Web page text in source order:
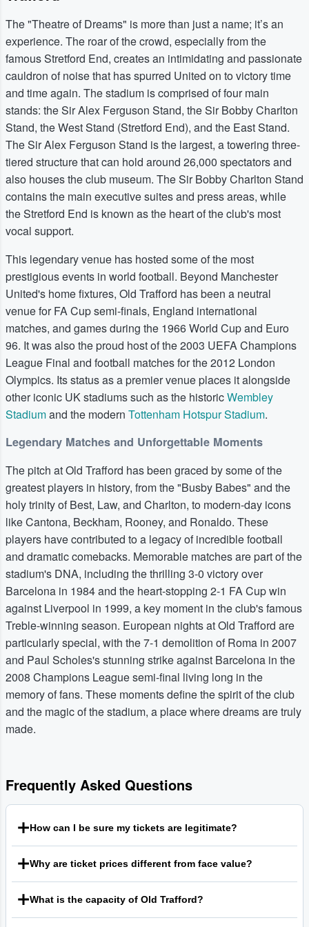
The "Theatre of Dreams" is more than just a name; it’s an
experience. The roar of the crowd, especially from the
famous Stretford End, creates an intimidating and passionate
cauldron of noise that has spurred United on to victory time
and time again. The stadium is comprised of four main
stands: the Sir Alex Ferguson Stand, the Sir Bobby Charlton
Stand, the West Stand (Stretford End), and the East Stand.
The Sir Alex Ferguson Stand is the largest, a towering three-
tiered structure that can hold around 26,000 spectators and
also houses the club museum. The Sir Bobby Charlton Stand
contains the main executive suites and press areas, while
the Stretford End is known as the heart of the club's most
vocal support.
This legendary venue has hosted some of the most
prestigious events in world football. Beyond Manchester
United's home fixtures, Old Trafford has been a neutral
venue for FA Cup semi-finals, England international
matches, and games during the 1966 World Cup and Euro
96. It was also the proud host of the 2003 UEFA Champions
League Final and football matches for the 2012 London
Olympics. Its status as a premier venue places it alongside
other iconic UK stadiums such as the historicWembley
Stadiumand the modern Tottenham Hotspur Stadium.
Legendary Matches and Unforgettable Moments
The pitch at Old Trafford has been graced by some of the
greatest players in history, from the "Busby Babes" and the
holy trinity of Best, Law, and Charlton, to modern-day icons
like Cantona, Beckham, Rooney, and Ronaldo. These
players have contributed to a legacy of incredible football
and dramatic comebacks. Memorable matches are part of the
stadium's DNA, including the thrilling 3-0 victory over
Barcelona in 1984 and the heart-stopping 2-1 FA Cup win
against Liverpool in 1999, a key moment in the club's famous
Treble-winning season. European nights at Old Trafford are
particularly special, with the 7-1 demolition of Roma in 2007
and Paul Scholes's stunning strike against Barcelona in the
2008 Champions League semi-final living long in the
memory of fans. These moments define the spirit of the club
and the magic of the stadium, a place where dreams are truly
made.
Frequently Asked Questions
How can I be sure my tickets are legitimate?
marketplace for fans. Every qualifying order is supported
by our guarantee, which is designed to ensure that your
tickets are valid for entry and that you have a smooth
Why are ticket prices different from face value?
sellers with buyers. Sellers are free to list their tickets at
prices they determine, which can be either above or below
What is the capacity of Old Trafford?